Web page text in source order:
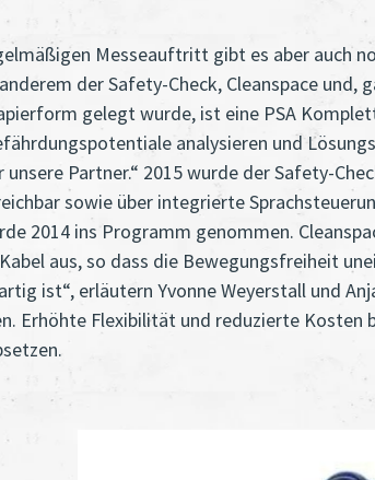
Messeauftritt gibt es aber auch
der Safety-Check, Cleanspace und,
gelegt wurde, ist eine PSA
analysieren und
unsere Partner.“ 2015 wurde der Safety-
sowie über integrierte
2014 ins Programm genommen.
aus, so dass die Bewegungsfreiheit
ist“, erläutern Yvonne Weyerstall und
Erhöhte Flexibilität und reduzierte